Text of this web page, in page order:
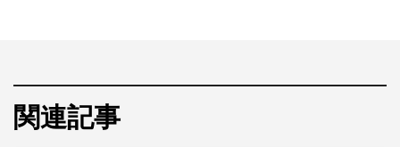
本テレビ系『ZIP!』朝ドラマ『サヨウナラのその前に
Fantastic 31 Days』主題歌としても起用された。
関連記事